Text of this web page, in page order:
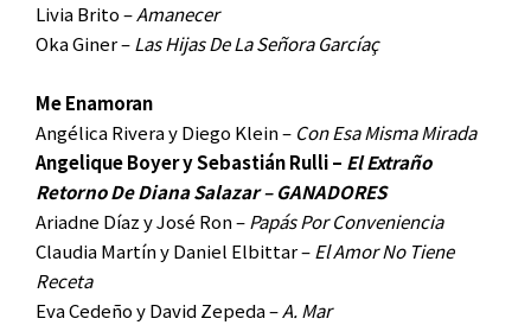
Livia Brito –Amanecer
Oka Giner –Las Hijas De La Señora Garcíaç
Me Enamoran
Angélica Rivera y Diego Klein – Con Esa Misma Mirada
Angelique Boyer y Sebastián Rulli – El Extraño
Retorno De Diana Salazar – GANADORES
Ariadne Díaz y José Ron –Papás Por Conveniencia
Claudia Martín y Daniel Elbittar –El Amor No Tiene
Receta
Eva Cedeño y David Zepeda –A. Mar